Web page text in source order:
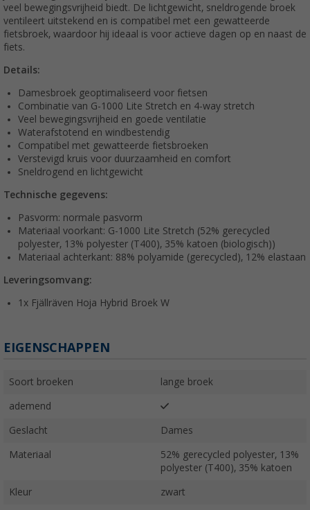
veel bewegingsvrijheid biedt. De lichtgewicht, sneldrogende broek
ventileert uitstekend en is compatibel met een gewatteerde
fietsbroek, waardoor hij ideaal is voor actieve dagen op en naast de
fiets.
Details:
Damesbroek geoptimaliseerd voor fietsen
Combinatie van G-1000 Lite Stretch en 4-way stretch
Veel bewegingsvrijheid en goede ventilatie
Waterafstotend en windbestendig
Compatibel met gewatteerde fietsbroeken
Verstevigd kruis voor duurzaamheid en comfort
Sneldrogend en lichtgewicht
Technische gegevens:
Pasvorm: normale pasvorm
Materiaal voorkant: G-1000 Lite Stretch (52% gerecycled
polyester, 13% polyester (T400), 35% katoen (biologisch))
Materiaal achterkant: 88% polyamide (gerecycled), 12% elastaan
Leveringsomvang:
1x Fjällräven Hoja Hybrid Broek W
EIGENSCHAPPEN
Soort broeken lange broek
ademend
Geslacht Dames
Materiaal
52% gerecycled polyester, 13%
polyester (T400), 35% katoen
Kleur zwart